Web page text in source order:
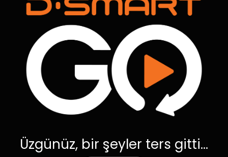
Üzgünüz, bir şeyler ters gitti...